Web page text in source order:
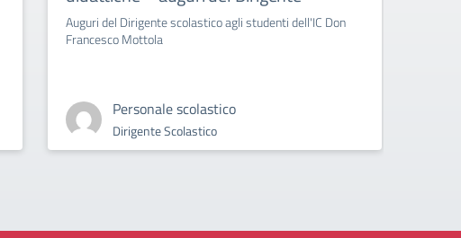
Auguri del Dirigente scolastico agli studenti dell'IC Don
Francesco Mottola
Personale scolastico
Dirigente Scolastico